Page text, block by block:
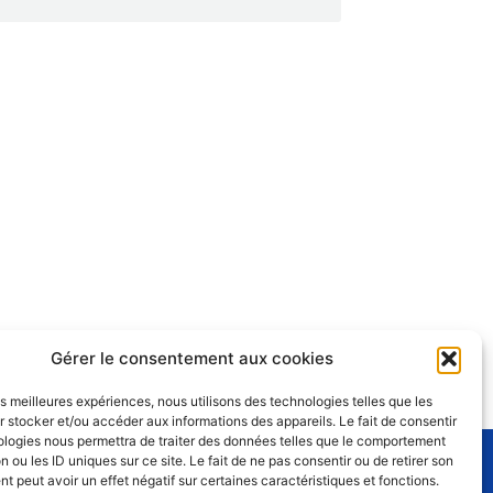
Gérer le consentement aux cookies
meilleures expériences, nous utilisons des technologies telles que les
stocker et/ou accéder aux informations des appareils. Le fait de consentir
nous permettra de traiter des données telles que le comportement
ou les ID uniques sur ce site. Le fait de ne pas consentir ou de retirer son
peut avoir un effet négatif sur certaines caractéristiques et fonctions.